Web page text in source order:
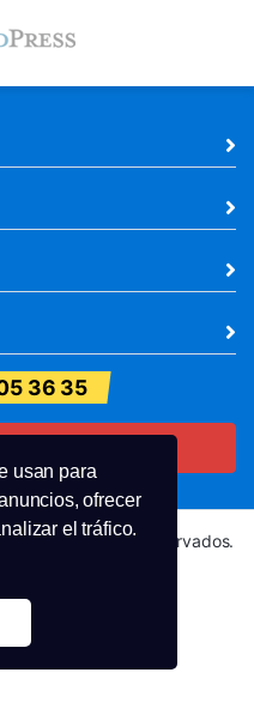
usan para
ofrecer
el tráfico.
36 35
los derechos reservados.
Precios sin IVA